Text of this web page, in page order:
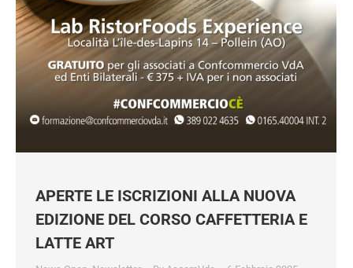
APERTE LE ISCRIZIONI ALLA NUOVA
EDIZIONE DEL CORSO CAFFETTERIA E
LATTE ART